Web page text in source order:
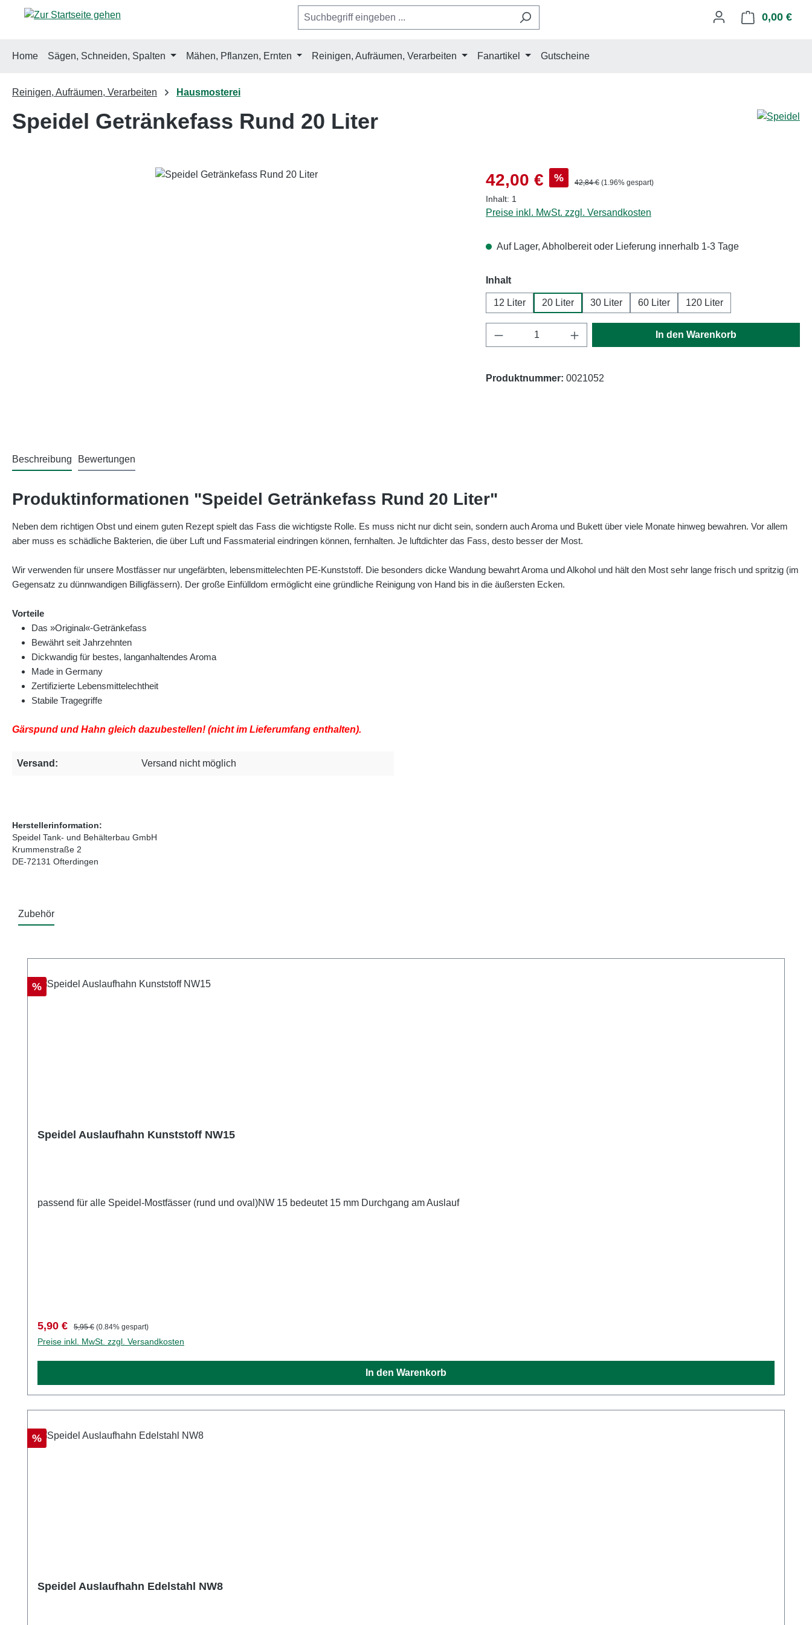
Hauptinhalt springen
Zur Suche springen
Zur Hauptnavigation springen 0,00 €
Home Sägen, Schneiden, Spalten Mähen, Pflanzen, Ernten Reinigen, Aufräumen, Verarbeiten Fanartikel Gutscheine
Reinigen, Aufräumen, Verarbeiten Hausmosterei
Speidel Getränkefass Rund 20 Liter
Verkaufspreis:
42,00 € % Regulärer Preis:
42,84 € (1.96% gespart)
Inhalt: 1
Preise inkl. MwSt. zzgl. Versandkosten
Auf Lager, Abholbereit oder Lieferung innerhalb 1-3 Tage
Inhaltauswählen
12 Liter 20 Liter 30 Liter 60 Liter 120 Liter
Produkt Anzahl: Gib den gewünschten Wert ein
In den Warenkorb
Produktnummer: 0021052
Beschreibung Bewertungen
Produktinformationen "Speidel Getränkefass Rund 20 Liter"
Neben dem richtigen Obst und einem guten Rezept spielt das Fass die wichtigste Rolle. Es muss nicht nur dicht sein, sondern auch Aroma und Bukett über viele Monate hinweg bewahren. Vor allem
aber muss es schädliche Bakterien, die über Luft und Fassmaterial eindringen können, fernhalten. Je luftdichter das Fass, desto besser der Most.
Wir verwenden für unsere Mostfässer nur ungefärbten, lebensmittelechten PE-Kunststoff. Die besonders dicke Wandung bewahrt Aroma und Alkohol und hält den Most sehr lange frisch und spritzig (im
Gegensatz zu dünnwandigen Billigfässern). Der große Einfülldom ermöglicht eine gründliche Reinigung von Hand bis in die äußersten Ecken.
Vorteile
Das »Original«-Getränkefass
Bewährt seit Jahrzehnten
Dickwandig für bestes, langanhaltendes Aroma
Made in Germany
Zertifizierte Lebensmittelechtheit
Stabile Tragegriffe
Gärspund und Hahn gleich dazubestellen! (nicht im Lieferumfang enthalten).
Versand: Versand nicht möglich
Herstellerinformation:
Speidel Tank- und Behälterbau GmbH
Krummenstraße 2
DE-72131 Ofterdingen
Zubehör
Rabatt
%
Speidel Auslaufhahn Kunststoff NW15
passend für alle Speidel-Mostfässer (rund und oval)NW 15 bedeutet 15 mm Durchgang am Auslauf
Verkaufspreis:
5,90 € Regulärer Preis:
5,95 € (0.84% gespart)
Preise inkl. MwSt. zzgl. Versandkosten
In den Warenkorb
Rabatt
%
Speidel Auslaufhahn Edelstahl NW8